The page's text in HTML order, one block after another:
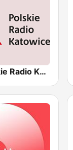
Polskie Radio Katowice